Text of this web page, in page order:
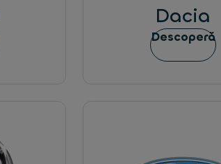
Dacia
Descoperă